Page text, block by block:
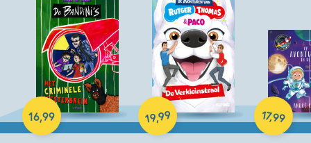
16,99
Hardcover 19,99
Hardcover
17,99
Hardcover